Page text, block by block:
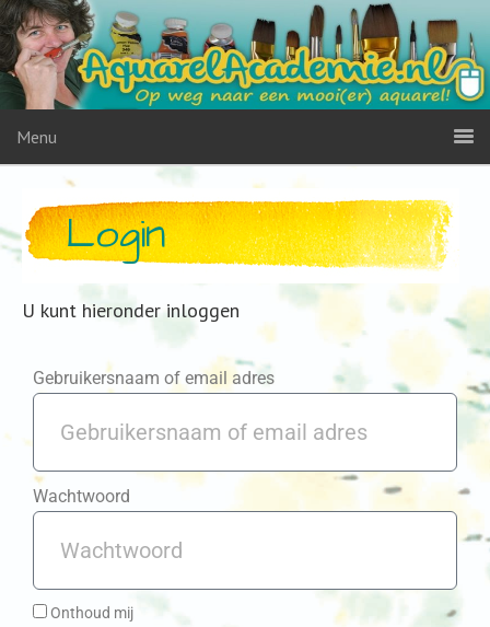
Menu
Login
U kunt hieronder inloggen
Gebruikersnaam of email adres
Wachtwoord
Onthoud mij